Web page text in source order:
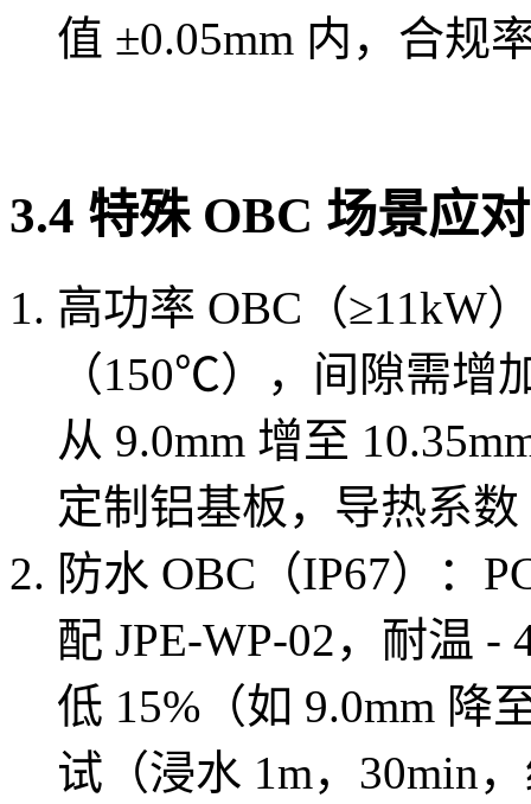
值 ±0.05mm 内，合规
3.4 特殊 OBC 场景应对
高功率 OBC（≥11kW
（150℃），间隙需增
从 9.0mm 增至
定制铝基板，导热系
防水 OBC（IP67）：
配 JPE-WP-02，耐温
低 15%（如 9.0mm 降
试（浸水 1m，30min